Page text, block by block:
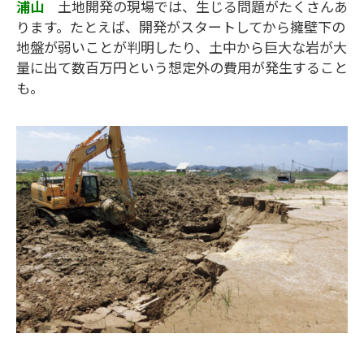
浦山 土地開発の現場では、生じる問題がたくさんあ
ります。たとえば、開発がスタートしてから擁壁下の
地盤が弱いことが判明したり、土中から巨大な岩が大
量に出て数百万円という想定外の費用が発生すること
も。